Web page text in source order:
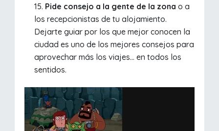
Pide consejo a la gente de la zonao a
los recepcionistas de tu alojamiento.
Dejarte guiar por los que mejor conocen la
ciudad es uno de los mejores consejos para
aprovechar más los viajes... en todos los
sentidos.